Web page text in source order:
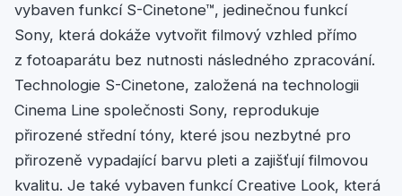
vybaven funkcí S-Cinetone™, jedinečnou funkcí
Sony, která dokáže vytvořit filmový vzhled přímo
z fotoaparátu bez nutnosti následného zpracování.
Technologie S-Cinetone, založená na technologii
Cinema Line společnosti Sony, reprodukuje
přirozené střední tóny, které jsou nezbytné pro
přirozeně vypadající barvu pleti a zajišťují filmovou
kvalitu. Je také vybaven funkcí Creative Look, která